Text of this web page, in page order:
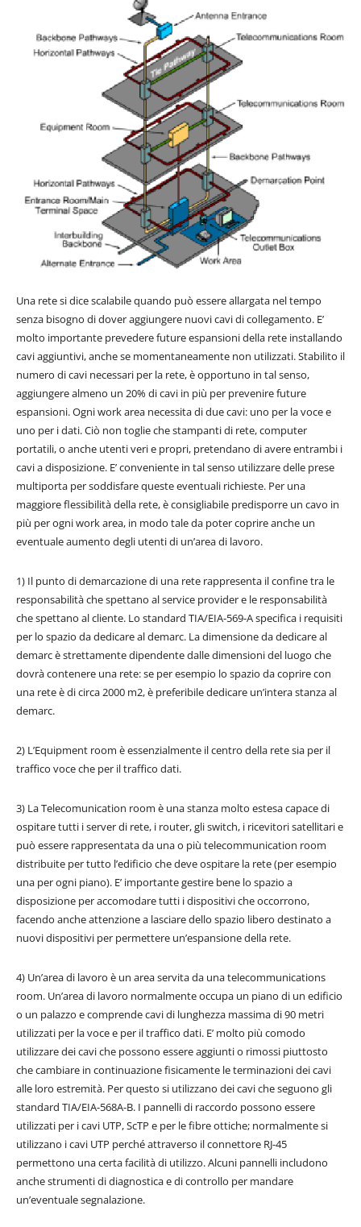
Una rete si dice scalabile quando può essere allargata nel tempo
senza bisogno di dover aggiungere nuovi cavi di collegamento. E’
molto importante prevedere future espansioni della rete installando
cavi aggiuntivi, anche se momentaneamente non utilizzati. Stabilito il
numero di cavi necessari per la rete, è opportuno in tal senso,
aggiungere almeno un 20% di cavi in più per prevenire future
espansioni. Ogni work area necessita di due cavi: uno per la voce e
uno per i dati. Ciò non toglie che stampanti di rete, computer
portatili, o anche utenti veri e propri, pretendano di avere entrambi i
cavi a disposizione. E’ conveniente in tal senso utilizzare delle prese
multiporta per soddisfare queste eventuali richieste. Per una
maggiore flessibilità della rete, è consigliabile predisporre un cavo in
più per ogni work area, in modo tale da poter coprire anche un
eventuale aumento degli utenti di un’area di lavoro.
1) Il punto di demarcazione di una rete rappresenta il confine tra le
responsabilità che spettano al service provider e le responsabilità
che spettano al cliente. Lo standard TIA/EIA-569-A specifica i requisiti
per lo spazio da dedicare al demarc. La dimensione da dedicare al
demarc è strettamente dipendente dalle dimensioni del luogo che
dovrà contenere una rete: se per esempio lo spazio da coprire con
una rete è di circa 2000 m2, è preferibile dedicare un’intera stanza al
demarc.
2) L’Equipment room è essenzialmente il centro della rete sia per il
traffico voce che per il traffico dati.
3) La Telecomunication room è una stanza molto estesa capace di
ospitare tutti i server di rete, i router, gli switch, i ricevitori satellitari e
può essere rappresentata da una o più telecommunication room
distribuite per tutto l’edificio che deve ospitare la rete (per esempio
una per ogni piano). E’ importante gestire bene lo spazio a
disposizione per accomodare tutti i dispositivi che occorrono,
facendo anche attenzione a lasciare dello spazio libero destinato a
nuovi dispositivi per permettere un’espansione della rete.
4) Un’area di lavoro è un area servita da una telecommunications
room. Un’area di lavoro normalmente occupa un piano di un edificio
o un palazzo e comprende cavi di lunghezza massima di 90 metri
utilizzati per la voce e per il traffico dati. E’ molto più comodo
utilizzare dei cavi che possono essere aggiunti o rimossi piuttosto
che cambiare in continuazione fisicamente le terminazioni dei cavi
alle loro estremità. Per questo si utilizzano dei cavi che seguono gli
standard TIA/EIA-568A-B. I pannelli di raccordo possono essere
utilizzati per i cavi UTP, ScTP e per le fibre ottiche; normalmente si
utilizzano i cavi UTP perché attraverso il connettore RJ-45
permettono una certa facilità di utilizzo. Alcuni pannelli includono
anche strumenti di diagnostica e di controllo per mandare
un’eventuale segnalazione.